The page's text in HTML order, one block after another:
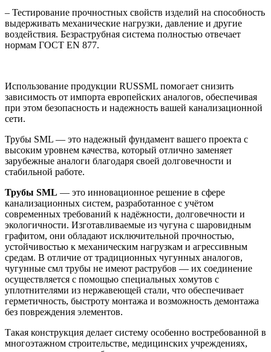
– Тестирование прочностных свойств изделий на способность
выдерживать механические нагрузки, давление и другие
воздействия. Безраструбная система полностью отвечает
нормам ГОСТ EN 877.
Использование продукции RUSSML помогает снизить
зависимость от импорта европейских аналогов, обеспечивая
при этом безопасность и надежность вашей канализационной
сети.
Трубы SML — это надежный фундамент вашего проекта с
высоким уровнем качества, который отлично заменяет
зарубежные аналоги благодаря своей долговечности и
стабильной работе.
Трубы SML — это инновационное решение в сфере
канализационных систем, разработанное с учётом
современных требований к надёжности, долговечности и
экологичности. Изготавливаемые из чугуна с шаровидным
графитом, они обладают исключительной прочностью,
устойчивостью к механическим нагрузкам и агрессивным
средам. В отличие от традиционных чугунных аналогов,
чугунные смл трубы не имеют раструбов — их соединение
осуществляется с помощью специальных хомутов с
уплотнителями из нержавеющей стали, что обеспечивает
герметичность, быстроту монтажа и возможность демонтажа
без повреждения элементов.
Такая конструкция делает систему особенно востребованной в
многоэтажном строительстве, медицинских учреждениях,